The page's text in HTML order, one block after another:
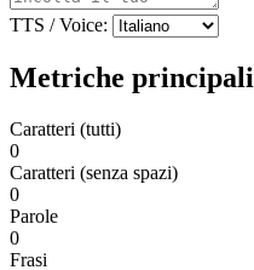
TTS / Voice:
Metriche principali
Caratteri (tutti)
0
Caratteri (senza spazi)
0
Parole
0
Frasi